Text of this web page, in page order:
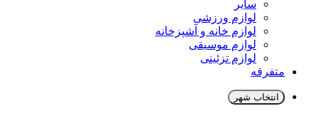
سایر
لوازم ورزشی
لوازم خانه و آشپزخانه
لوازم موسیقی
لوازم تزئینی
متفرقه
انتخاب شهر